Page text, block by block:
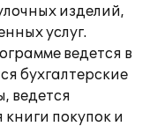
изделий,
услуг.
ведется в
бухгалтерские
ведется
покупок и